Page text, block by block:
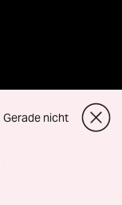
Gerade nicht